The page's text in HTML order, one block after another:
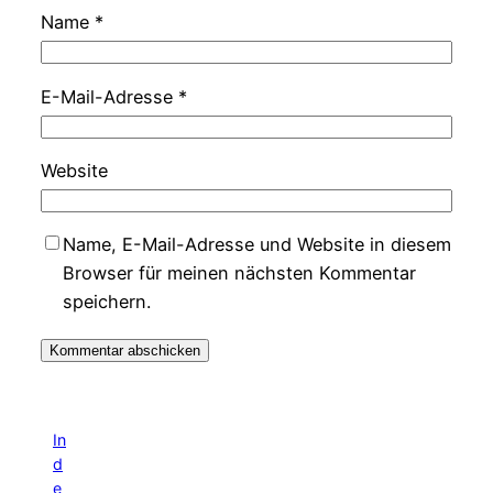
Name *
E-Mail-Adresse *
Website
Name, E-Mail-Adresse und Website in diesem
Browser für meinen nächsten Kommentar
speichern.
In
d
e